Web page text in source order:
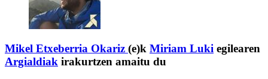
Mikel Etxeberria Okariz (e)k Miriam Luki egilearen
Argialdiak irakurtzen amaitu du